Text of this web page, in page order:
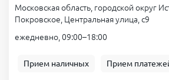
Московская область, городской округ
Покровское, Центральная улица, с9
ежедневно, 09:00–18:00
Прием наличных Прием